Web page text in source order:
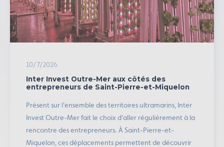
10/7/2026
Inter Invest Outre-Mer aux côtés des
entrepreneurs de Saint-Pierre-et-Miquelon
Présent sur l'ensemble des territoires ultramarins, Inter
Invest Outre-Mer fait le choix d'aller régulièrement à la
rencontre des entrepreneurs. À Saint-Pierre-et-
Miquelon, ces déplacements permettent de découvrir